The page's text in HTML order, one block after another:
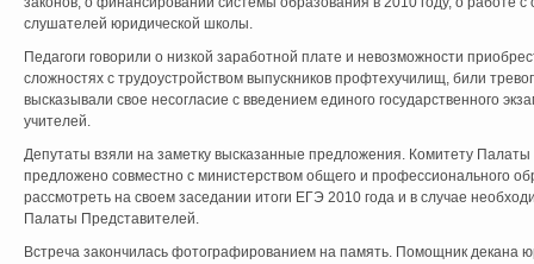
слушателей юридической школы.
Педагоги говорили о низкой заработной плате и невозможности
сложностях с трудоустройством выпускников профтехучилищ, били
высказывали свое несогласие с введением единого государственного
учителей.
Депутаты взяли на заметку высказанные предложения. Комитету
предложено совместно с министерством общего и профессионального
рассмотреть на своем заседании итоги ЕГЭ 2010 года и в случае
Палаты Представителей.
Встреча закончилась фотографированием на память. Помощник декана